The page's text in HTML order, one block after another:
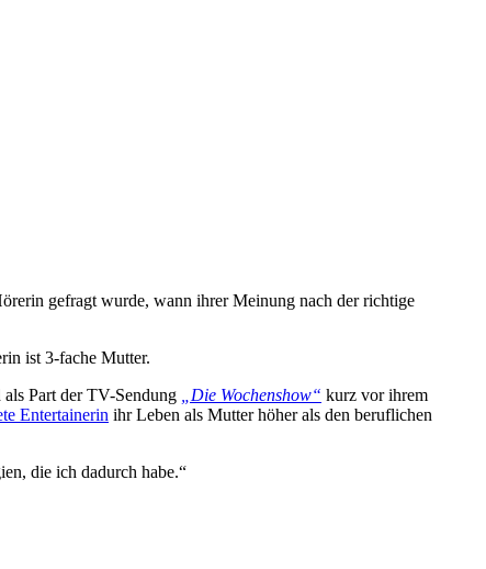
gefragt wurde, wann ihrer Meinung nach der richtige
ist 3-fache Mutter.
Part der TV-Sendung
„Die Wochenshow“ kurz vor ihrem
Entertainerin ihr Leben als Mutter höher als den beruflichen
die ich dadurch habe.“